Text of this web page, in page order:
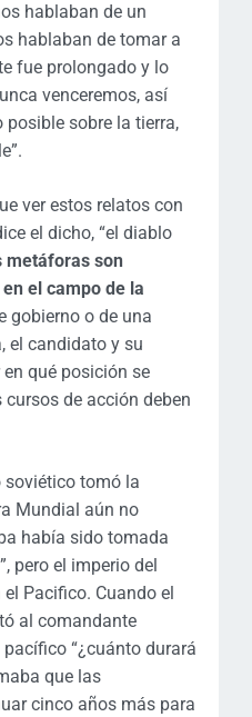
hablaban de un
hablaban de tomar a
fue prolongado y lo
venceremos, así
sobre la tierra,
ver estos relatos con
el dicho, “el diablo
metáforas son
el campo de la
gobierno o de una
el candidato y su
qué posición se
de acción deben
soviético tomó la
Mundial aún no
había sido tomada
pero el imperio del
Pacifico. Cuando el
al comandante
“¿cuánto durará
que las
cinco años más para